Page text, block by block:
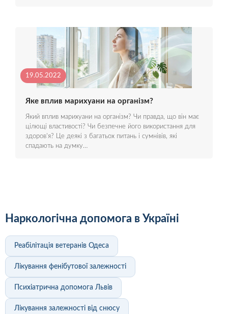
19.05.2022
Яке вплив марихуани на організм?
Який вплив марихуани на організм? Чи правда, що він має
цілющі властивості? Чи безпечне його використання для
здоров'я? Це деякі з багатьох питань і сумнівів, які
спадають на думку…
Наркологічна допомога в Україні
Реабілітація ветеранів Одеса
Лікування фенібутової залежності
Психіатрична допомога Львів
Лікування залежності від снюсу